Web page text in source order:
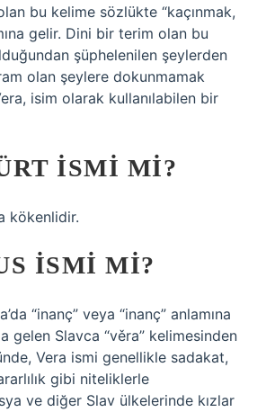
bu kelime sözlükte “kaçınmak,
gelir. Dini bir terim olan bu
şüphelenilen şeylerden
olan şeylere dokunmamak
isim olarak kullanılabilen bir
ISMI MI?
kökenlidir.
ISMI MI?
“inanç” veya “inanç” anlamına
gelen Slavca “věra” kelimesinden
Vera ismi genellikle sadakat,
gibi niteliklerle
ve diğer Slav ülkelerinde kızlar